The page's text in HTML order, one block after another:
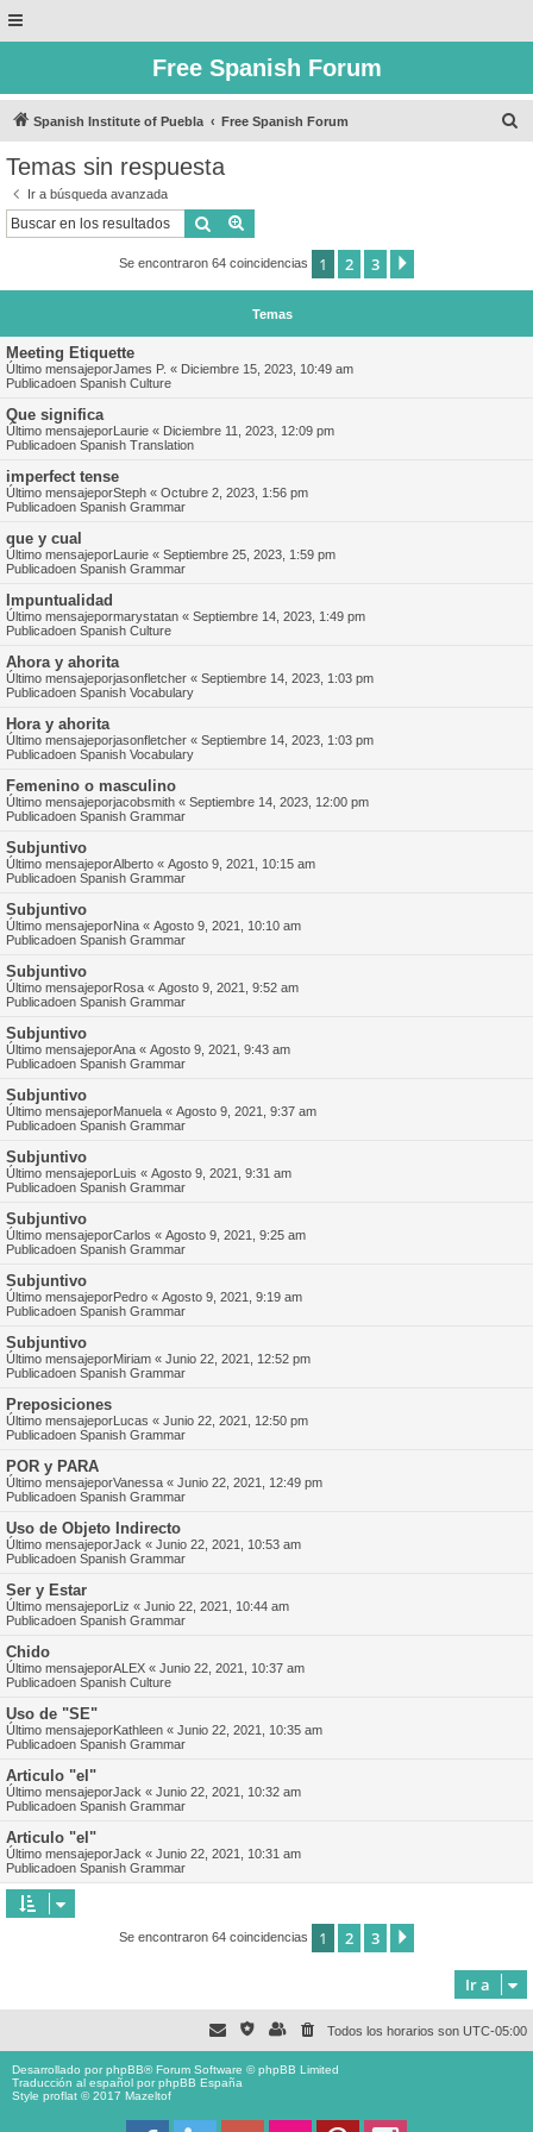
Free Spanish Forum
Spanish Institute of Puebla Free Spanish Forum
Temas sin respuesta
Ir a búsqueda avanzada
Buscar
Se encontraron 64 coincidencias 1 2 3
Temas
Meeting Etiquette
Último mensajeporJames P. « Diciembre 15, 2023, 10:49 am
Publicadoen Spanish Culture
Que significa
Último mensajeporLaurie « Diciembre 11, 2023, 12:09 pm
Publicadoen Spanish Translation
imperfect tense
Último mensajeporSteph « Octubre 2, 2023, 1:56 pm
Publicadoen Spanish Grammar
que y cual
Último mensajeporLaurie « Septiembre 25, 2023, 1:59 pm
Publicadoen Spanish Grammar
Impuntualidad
Último mensajepormarystatan « Septiembre 14, 2023, 1:49 pm
Publicadoen Spanish Culture
Ahora y ahorita
Último mensajeporjasonfletcher « Septiembre 14, 2023, 1:03 pm
Publicadoen Spanish Vocabulary
Hora y ahorita
Último mensajeporjasonfletcher « Septiembre 14, 2023, 1:03 pm
Publicadoen Spanish Vocabulary
Femenino o masculino
Último mensajeporjacobsmith « Septiembre 14, 2023, 12:00 pm
Publicadoen Spanish Grammar
Subjuntivo
Último mensajeporAlberto « Agosto 9, 2021, 10:15 am
Publicadoen Spanish Grammar
Subjuntivo
Último mensajeporNina « Agosto 9, 2021, 10:10 am
Publicadoen Spanish Grammar
Subjuntivo
Último mensajeporRosa « Agosto 9, 2021, 9:52 am
Publicadoen Spanish Grammar
Subjuntivo
Último mensajeporAna « Agosto 9, 2021, 9:43 am
Publicadoen Spanish Grammar
Subjuntivo
Último mensajeporManuela « Agosto 9, 2021, 9:37 am
Publicadoen Spanish Grammar
Subjuntivo
Último mensajeporLuis « Agosto 9, 2021, 9:31 am
Publicadoen Spanish Grammar
Subjuntivo
Último mensajeporCarlos « Agosto 9, 2021, 9:25 am
Publicadoen Spanish Grammar
Subjuntivo
Último mensajeporPedro « Agosto 9, 2021, 9:19 am
Publicadoen Spanish Grammar
Subjuntivo
Último mensajeporMiriam « Junio 22, 2021, 12:52 pm
Publicadoen Spanish Grammar
Preposiciones
Último mensajeporLucas « Junio 22, 2021, 12:50 pm
Publicadoen Spanish Grammar
POR y PARA
Último mensajeporVanessa « Junio 22, 2021, 12:49 pm
Publicadoen Spanish Grammar
Uso de Objeto Indirecto
Último mensajeporJack « Junio 22, 2021, 10:53 am
Publicadoen Spanish Grammar
Ser y Estar
Último mensajeporLiz « Junio 22, 2021, 10:44 am
Publicadoen Spanish Grammar
Chido
Último mensajeporALEX « Junio 22, 2021, 10:37 am
Publicadoen Spanish Culture
Uso de "SE"
Último mensajeporKathleen « Junio 22, 2021, 10:35 am
Publicadoen Spanish Grammar
Articulo "el"
Último mensajeporJack « Junio 22, 2021, 10:32 am
Publicadoen Spanish Grammar
Articulo "el"
Último mensajeporJack « Junio 22, 2021, 10:31 am
Publicadoen Spanish Grammar
Se encontraron 64 coincidencias 1 2 3
Ir a
Todos los horarios son UTC-05:00
Desarrollado porphpBB® Forum Software © phpBB Limited
Traducción al español porphpBB España
Style proflat © 2017 Mazeltof